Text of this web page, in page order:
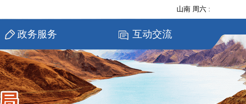
山南 周六 :
政务服务 互动交流